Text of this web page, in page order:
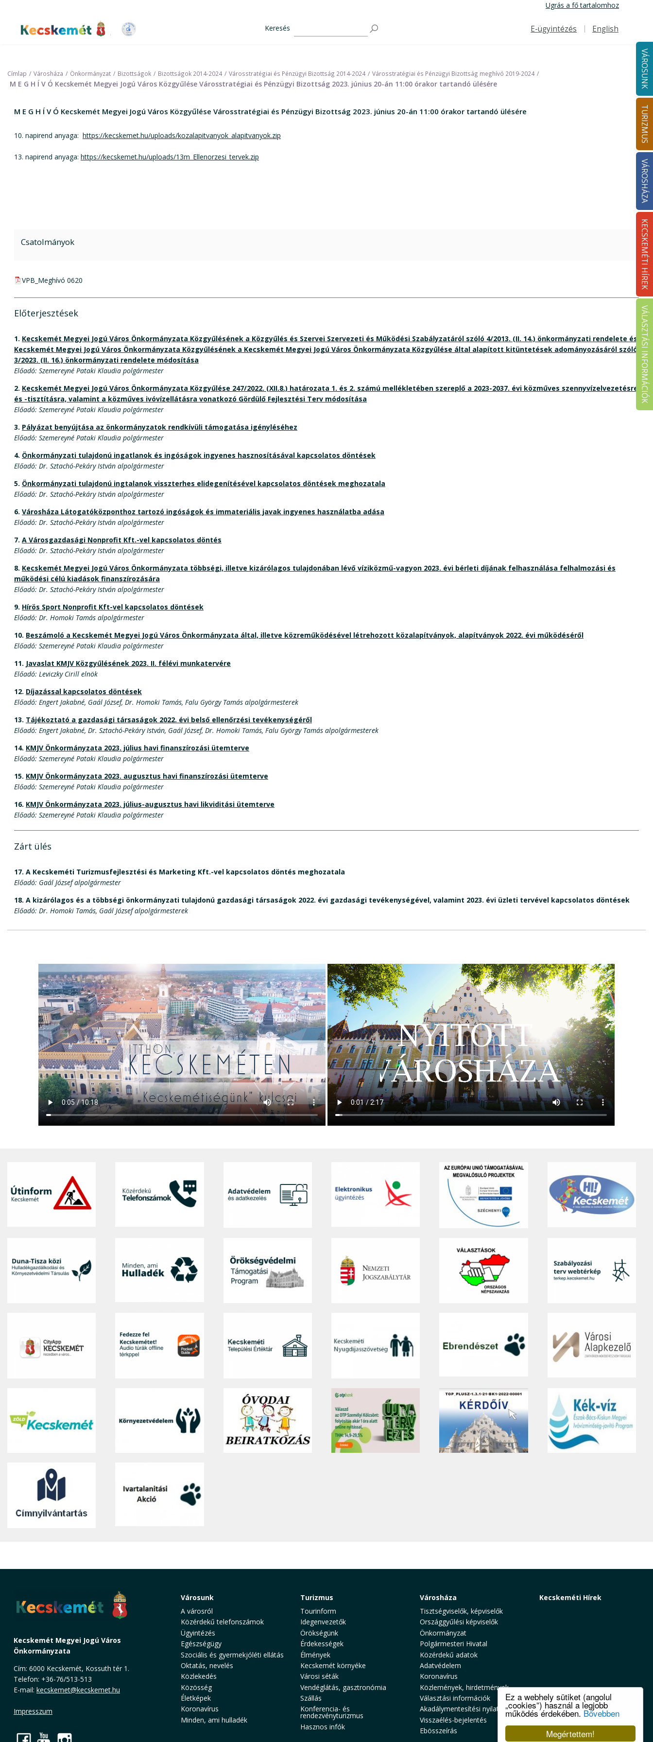
Megértettem!
Ez a webhely sütiket (angolul
„cookies”) használ a legjobb
működés érdekében. Bővebben
tartalomra
Ugrás a fő tartalomhoz
Kecskemét Város Honlapja
Keresés
Felső navigáció
E-ügyintézés English
VÁROSUNK
TURIZMUS
VÁROSHÁZA
KECSKEMÉTI HÍREK
VÁLASZTÁSI INFORMÁCIÓK
Címlap Városháza Önkormányzat Bizottságok Bizottságok 2014-2024 Városstratégiai és Pénzügyi Bizottság 2014-2024 Városstratégiai és Pénzügyi Bizottság meghívó 2019-2024
M E G H Í V Ó Kecskemét Megyei Jogú Város Közgyűlése Városstratégiai és Pénzügyi Bizottság 2023. június 20-án 11:00 órakor tartandó ülésére
M E G H Í V Ó Kecskemét Megyei Jogú Város Közgyűlése Városstratégiai és Pénzügyi Bizottság 2023. június 20-án 11:00 órakor tartandó ülésére
10. napirend anyaga: https://kecskemet.hu/uploads/kozalapitvanyok_alapitvanyok.zip
13. napirend anyaga: https://kecskemet.hu/uploads/13m_Ellenorzesi_tervek.zip
Csatolmányok
pdf csatolmány:
VPB_Meghívó 0620
Előterjesztések
1. Kecskemét Megyei Jogú Város Önkormányzata Közgyűlésének a Közgyűlés és Szervei Szervezeti és Működési Szabályzatáról szóló 4/2013. (II. 14.) önkormányzati rendelete és
Kecskemét Megyei Jogú Város Önkormányzata Közgyűlésének a Kecskemét Megyei Jogú Város Önkormányzata Közgyűlése által alapított kitüntetések adományozásáról szóló
3/2023. (II. 16.) önkormányzati rendelete módosítása
Előadó: Szemereyné Pataki Klaudia polgármester
2. Kecskemét Megyei Jogú Város Önkormányzata Közgyűlése 247/2022. (XII.8.) határozata 1. és 2. számú mellékletében szereplő a 2023-2037. évi közműves szennyvízelvezetésre
és -tisztításra, valamint a közműves ivóvízellátásra vonatkozó Gördülő Fejlesztési Terv módosítása
Előadó: Szemereyné Pataki Klaudia polgármester
3. Pályázat benyújtása az önkormányzatok rendkívüli támogatása igényléséhez
Előadó: Szemereyné Pataki Klaudia polgármester
4. Önkormányzati tulajdonú ingatlanok és ingóságok ingyenes hasznosításával kapcsolatos döntések
Előadó: Dr. Sztachó-Pekáry István alpolgármester
5. Önkormányzati tulajdonú ingtalanok visszterhes elidegenítésével kapcsolatos döntések meghozatala
Előadó: Dr. Sztachó-Pekáry István alpolgármester
6. Városháza Látogatóközponthoz tartozó ingóságok és immateriális javak ingyenes használatba adása
Előadó: Dr. Sztachó-Pekáry István alpolgármester
7. A Városgazdasági Nonprofit Kft.-vel kapcsolatos döntés
Előadó: Dr. Sztachó-Pekáry István alpolgármester
8. Kecskemét Megyei Jogú Város Önkormányzata többségi, illetve kizárólagos tulajdonában lévő víziközmű-vagyon 2023. évi bérleti díjának felhasználása felhalmozási és
működési célú kiadások finanszírozására
Előadó: Dr. Sztachó-Pekáry István alpolgármester
9. Hírös Sport Nonprofit Kft-vel kapcsolatos döntések
Előadó: Dr. Homoki Tamás alpolgármester
10. Beszámoló a Kecskemét Megyei Jogú Város Önkormányzata által, illetve közreműködésével létrehozott közalapítványok, alapítványok 2022. évi működéséről
Előadó: Szemereyné Pataki Klaudia polgármester
11. Javaslat KMJV Közgyűlésének 2023. II. félévi munkatervére
Előadó: Leviczky Cirill elnök
12. Díjazással kapcsolatos döntések
Előadó: Engert Jakabné, Gaál József, Dr. Homoki Tamás, Falu György Tamás alpolgármesterek
13. Tájékoztató a gazdasági társaságok 2022. évi belső ellenőrzési tevékenységéről
Előadó: Engert Jakabné, Dr. Sztachó-Pekáry István, Gaál József, Dr. Homoki Tamás, Falu György Tamás alpolgármesterek
14. KMJV Önkormányzata 2023. július havi finanszírozási ütemterve
Előadó: Szemereyné Pataki Klaudia polgármester
15. KMJV Önkormányzata 2023. augusztus havi finanszírozási ütemterve
Előadó: Szemereyné Pataki Klaudia polgármester
16. KMJV Önkormányzata 2023. július-augusztus havi likviditási ütemterve
Előadó: Szemereyné Pataki Klaudia polgármester
Zárt ülés
17. A Kecskeméti Turizmusfejlesztési és Marketing Kft.-vel kapcsolatos döntés meghozatala
Előadó: Gaál József alpolgármester
18. A kizárólagos és a többségi önkormányzati tulajdonú gazdasági társaságok 2022. évi gazdasági tevékenységével, valamint 2023. évi üzleti tervével kapcsolatos döntések
Előadó: Dr. Homoki Tamás, Gaál József alpolgármesterek
Kecskemét Megyei Jogú Város
Önkormányzata
Cím: 6000 Kecskemét, Kossuth tér 1.
Telefon: +36-76/513-513
E-mail: kecskemet@kecskemet.hu
Impresszum
Városunk
A városról
Közérdekű telefonszámok
Ügyintézés
Egészségügy
Szociális és gyermekjóléti ellátás
Oktatás, nevelés
Közlekedés
Közösség
Életképek
Koronavírus
Minden, ami hulladék
Turizmus
Tourinform
Idegenvezetők
Örökségünk
Érdekességek
Élmények
Kecskemét környéke
Városi séták
Vendéglátás, gasztronómia
Szállás
Konferencia- és
rendezvényturizmus
Hasznos infók
Városháza
Tisztségviselők, képviselők
Országgyűlési képviselők
Önkormányzat
Polgármesteri Hivatal
Közérdekű adatok
Adatvédelem
Koronavírus
Közlemények, hirdetmények
Választási információk
Akadálymentesítési nyilatkozat
Visszaélés-bejelentés
Ebösszeírás
Kecskeméti Hírek